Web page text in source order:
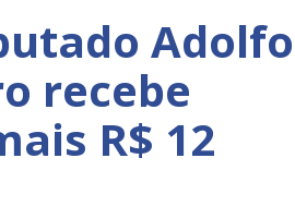
Adolfo
recebe
R$ 12